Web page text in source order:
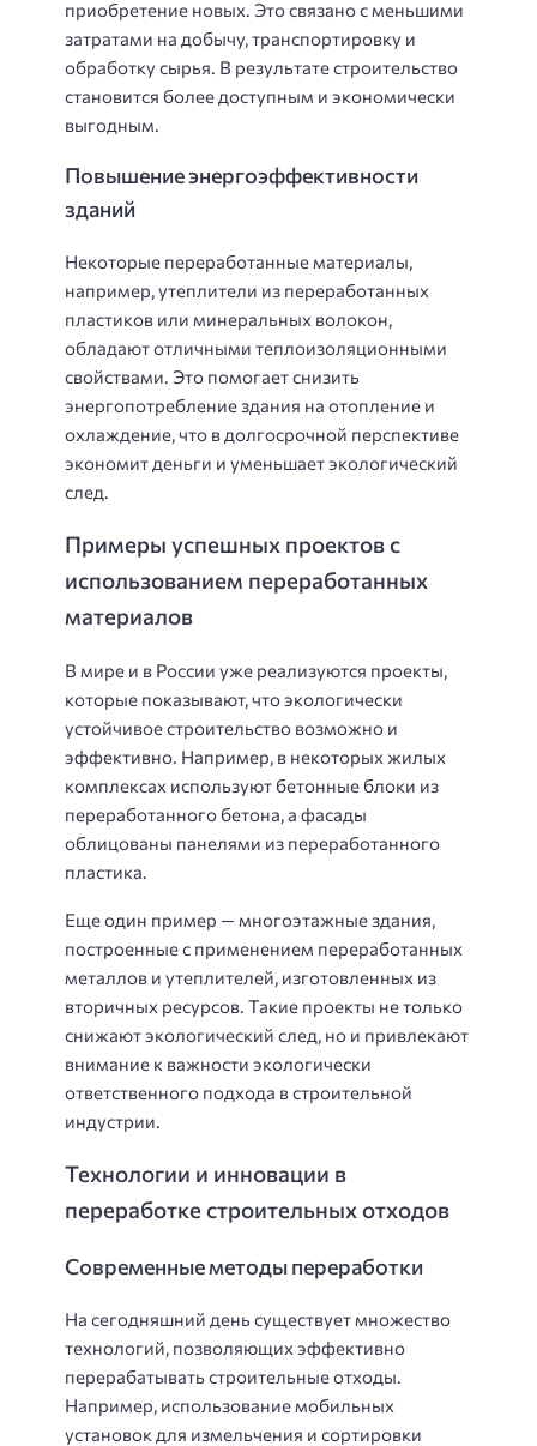
приобретение новых. Это связано с меньшими
затратами на добычу, транспортировку и
обработку сырья. В результате строительство
становится более доступным и экономически
выгодным.
Повышение энергоэффективности
зданий
Некоторые переработанные материалы,
например, утеплители из переработанных
пластиков или минеральных волокон,
обладают отличными теплоизоляционными
свойствами. Это помогает снизить
энергопотребление здания на отопление и
охлаждение, что в долгосрочной перспективе
экономит деньги и уменьшает экологический
след.
Примеры успешных проектов с
использованием переработанных
материалов
В мире и в России уже реализуются проекты,
которые показывают, что экологически
устойчивое строительство возможно и
эффективно. Например, в некоторых жилых
комплексах используют бетонные блоки из
переработанного бетона, а фасады
облицованы панелями из переработанного
пластика.
Еще один пример — многоэтажные здания,
построенные с применением переработанных
металлов и утеплителей, изготовленных из
вторичных ресурсов. Такие проекты не только
снижают экологический след, но и привлекают
внимание к важности экологически
ответственного подхода в строительной
индустрии.
Технологии и инновации в
переработке строительных отходов
Современные методы переработки
На сегодняшний день существует множество
технологий, позволяющих эффективно
перерабатывать строительные отходы.
Например, использование мобильных
установок для измельчения и сортировки